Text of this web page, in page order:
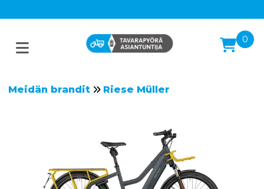
0
Meidän brandit Riese Müller